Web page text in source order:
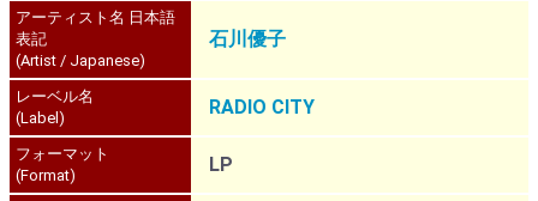
アーティスト名 日本語
表記
(Artist / Japanese)
石川優子
レーベル名
(Label)
RADIO CITY
フォーマット
(Format)
LP